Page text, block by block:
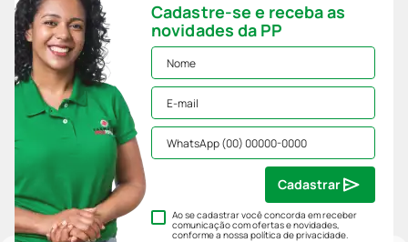
Cadastre-se e receba as
novidades da PP
Ao se cadastrar você concorda em receber
comunicação com ofertas e novidades,
conforme a nossapolítica de privacidade.
Cadastrar